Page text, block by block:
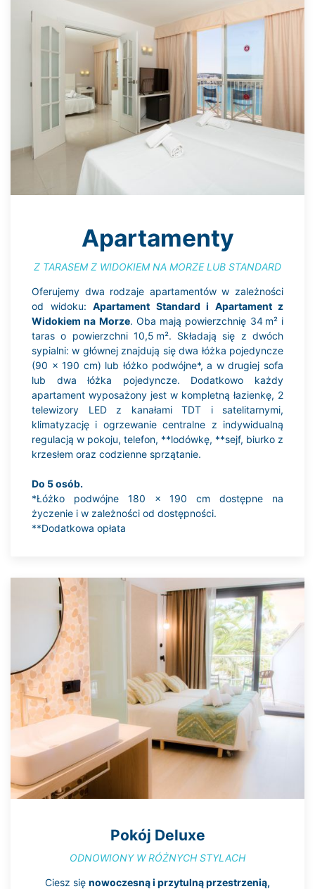
Apartamenty
Z TARASEM Z WIDOKIEM NA MORZE LUB STANDARD
Oferujemy dwa rodzaje apartamentów w zależności
od widoku: Apartament Standard i Apartament z
Widokiem na Morze. Oba mają powierzchnię 34 m² i
taras o powierzchni 10,5 m². Składają się z dwóch
sypialni: w głównej znajdują się dwa łóżka pojedyncze
(90 x 190 cm) lub łóżko podwójne*, a w drugiej sofa
lub dwa łóżka pojedyncze. Dodatkowo każdy
apartament wyposażony jest w kompletną łazienkę, 2
telewizory LED z kanałami TDT i satelitarnymi,
klimatyzację i ogrzewanie centralne z indywidualną
regulacją w pokoju, telefon, **lodówkę, **sejf, biurko z
krzesłem oraz codzienne sprzątanie.
Do 5 osób.
*Łóżko podwójne 180 x 190 cm dostępne na
życzenie i w zależności od dostępności.
**Dodatkowa opłata
Pokój Deluxe
ODNOWIONY W RÓŻNYCH STYLACH
Ciesz się nowoczesną i przytulną przestrzenią,